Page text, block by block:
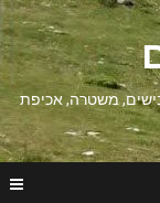
משטרה, אכיפת